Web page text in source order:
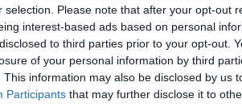
selection. Please note that after your opt-out
interest-based ads based on personal
to third parties prior to your opt-out.
of your personal information by third
This information may also be disclosed by us
Participants that may further disclose it to
ruolo sono competenza e
turismo una delle partite sulle quali
di ipotecare il futuro della
E, per un
il nuovo assessore fosseuna